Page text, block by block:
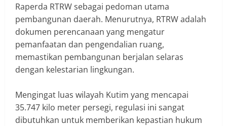
Raperda RTRW sebagai pedoman utama
pembangunan daerah. Menurutnya, RTRW adalah
dokumen perencanaan yang mengatur
pemanfaatan dan pengendalian ruang,
memastikan pembangunan berjalan selaras
dengan kelestarian lingkungan.
‎Mengingat luas wilayah Kutim yang mencapai
35.747 kilo meter persegi, regulasi ini sangat
dibutuhkan untuk memberikan kepastian hukum